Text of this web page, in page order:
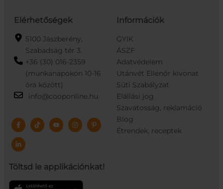
Elérhetőségek
5100 Jászberény,
Szabadság tér 3.
+36 (30) 016-2359
(munkanapokon 10-16
óra között)
info@cooponline.hu
Töltsd le applikációnkat!
Információk
GYIK
ÁSZF
Adatvédelem
Utánvét Ellenőr kivonat
Süti Szabályzat
Elállási jog
Szavatosság, reklamáció
Blog
Étrendek, receptek